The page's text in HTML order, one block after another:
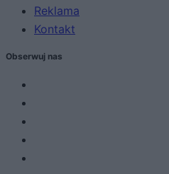
Reklama
Kontakt
Obserwuj nas